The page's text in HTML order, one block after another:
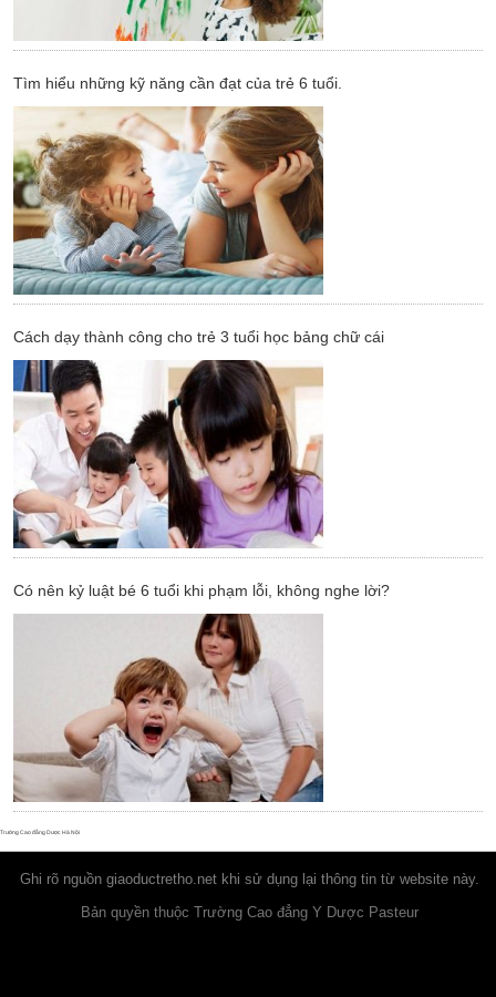
Tìm hiểu những kỹ năng cần đạt của trẻ 6 tuổi.
Cách dạy thành công cho trẻ 3 tuổi học bảng chữ cái
Có nên kỷ luật bé 6 tuổi khi phạm lỗi, không nghe lời?
Ghi rõ nguồn giaoductretho.netkhi sử dụng lại thông tin từ website này.
Bản quyền thuộc Trường Cao đẳng Y Dược Pasteur
Trường Cao đẳng Dược Hà Nội